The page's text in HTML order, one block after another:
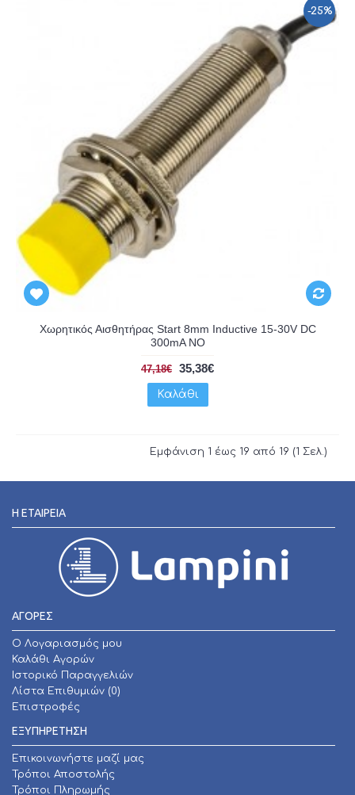
-25%
Χωρητικός Αισθητήρας Start 8mm Inductive 15-30V DC
300mA NO
47,18€ 35,38€
Καλάθι
Εμφάνιση 1 έως 19 από 19 (1 Σελ.)
Η ΕΤΑΙΡΕΊΑ
ΑΓΟΡΕΣ
O Λογαριασμός μου
Καλάθι Αγορών
Ιστορικό Παραγγελιών
Λίστα Επιθυμιών (0)
Επιστροφές
ΕΞΥΠΗΡΕΤΗΣΗ
Επικοινωνήστε μαζί μας
Τρόποι Αποστολής
Τρόποι Πληρωμής